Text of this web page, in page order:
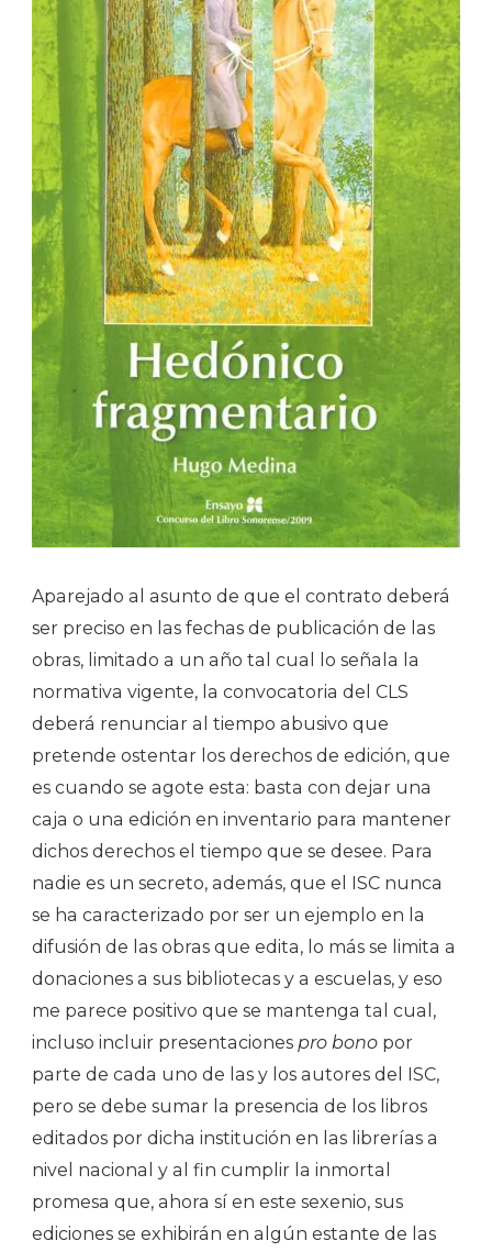
Aparejado al asunto de que el contrato deberá
ser preciso en las fechas de publicación de las
obras, limitado a un año tal cual lo señala la
normativa vigente, la convocatoria del CLS
deberá renunciar al tiempo abusivo que
pretende ostentar los derechos de edición, que
es cuando se agote esta: basta con dejar una
caja o una edición en inventario para mantener
dichos derechos el tiempo que se desee. Para
nadie es un secreto, además, que el ISC nunca
se ha caracterizado por ser un ejemplo en la
difusión de las obras que edita, lo más se limita a
donaciones a sus bibliotecas y a escuelas, y eso
me parece positivo que se mantenga tal cual,
incluso incluir presentaciones pro bono por
parte de cada uno de las y los autores del ISC,
pero se debe sumar la presencia de los libros
editados por dicha institución en las librerías a
nivel nacional y al fin cumplir la inmortal
promesa que, ahora sí en este sexenio, sus
ediciones se exhibirán en algún estante de las